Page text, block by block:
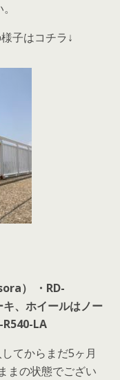
子はコチラ↓
）
・RD-
キ、ホイールはノー
R540-LA
てからまだ5ヶ月
まの状態でござい